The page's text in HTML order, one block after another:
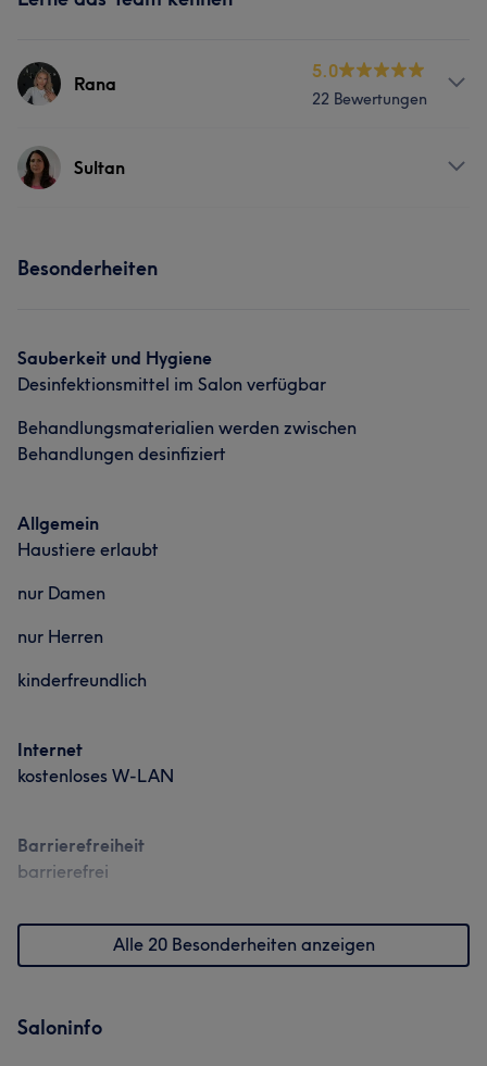
Rana
5.0
22 Bewertungen
Services
Was unsere Kunden über Rana sagen
Sultan
Besonderheiten
Sauberkeit und Hygiene
Desinfektionsmittel im Salon verfügbar
Behandlungsmaterialien werden zwischen
Behandlungen desinfiziert
Allgemein
Haustiere erlaubt
nur Damen
nur Herren
kinderfreundlich
Internet
kostenloses W-LAN
Barrierefreiheit
barrierefrei
Alle 20 Besonderheiten anzeigen
Saloninfo